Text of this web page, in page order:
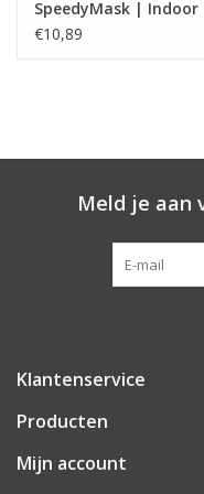
UV bestendig
SpeedyMask | Indoor
Folie
€10,89
Meld je aan
Klantenservice
Producten
Mijn account